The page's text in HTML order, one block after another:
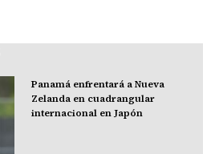
Panamá enfrentará a Nueva
Zelanda en cuadrangular
internacional en Japón